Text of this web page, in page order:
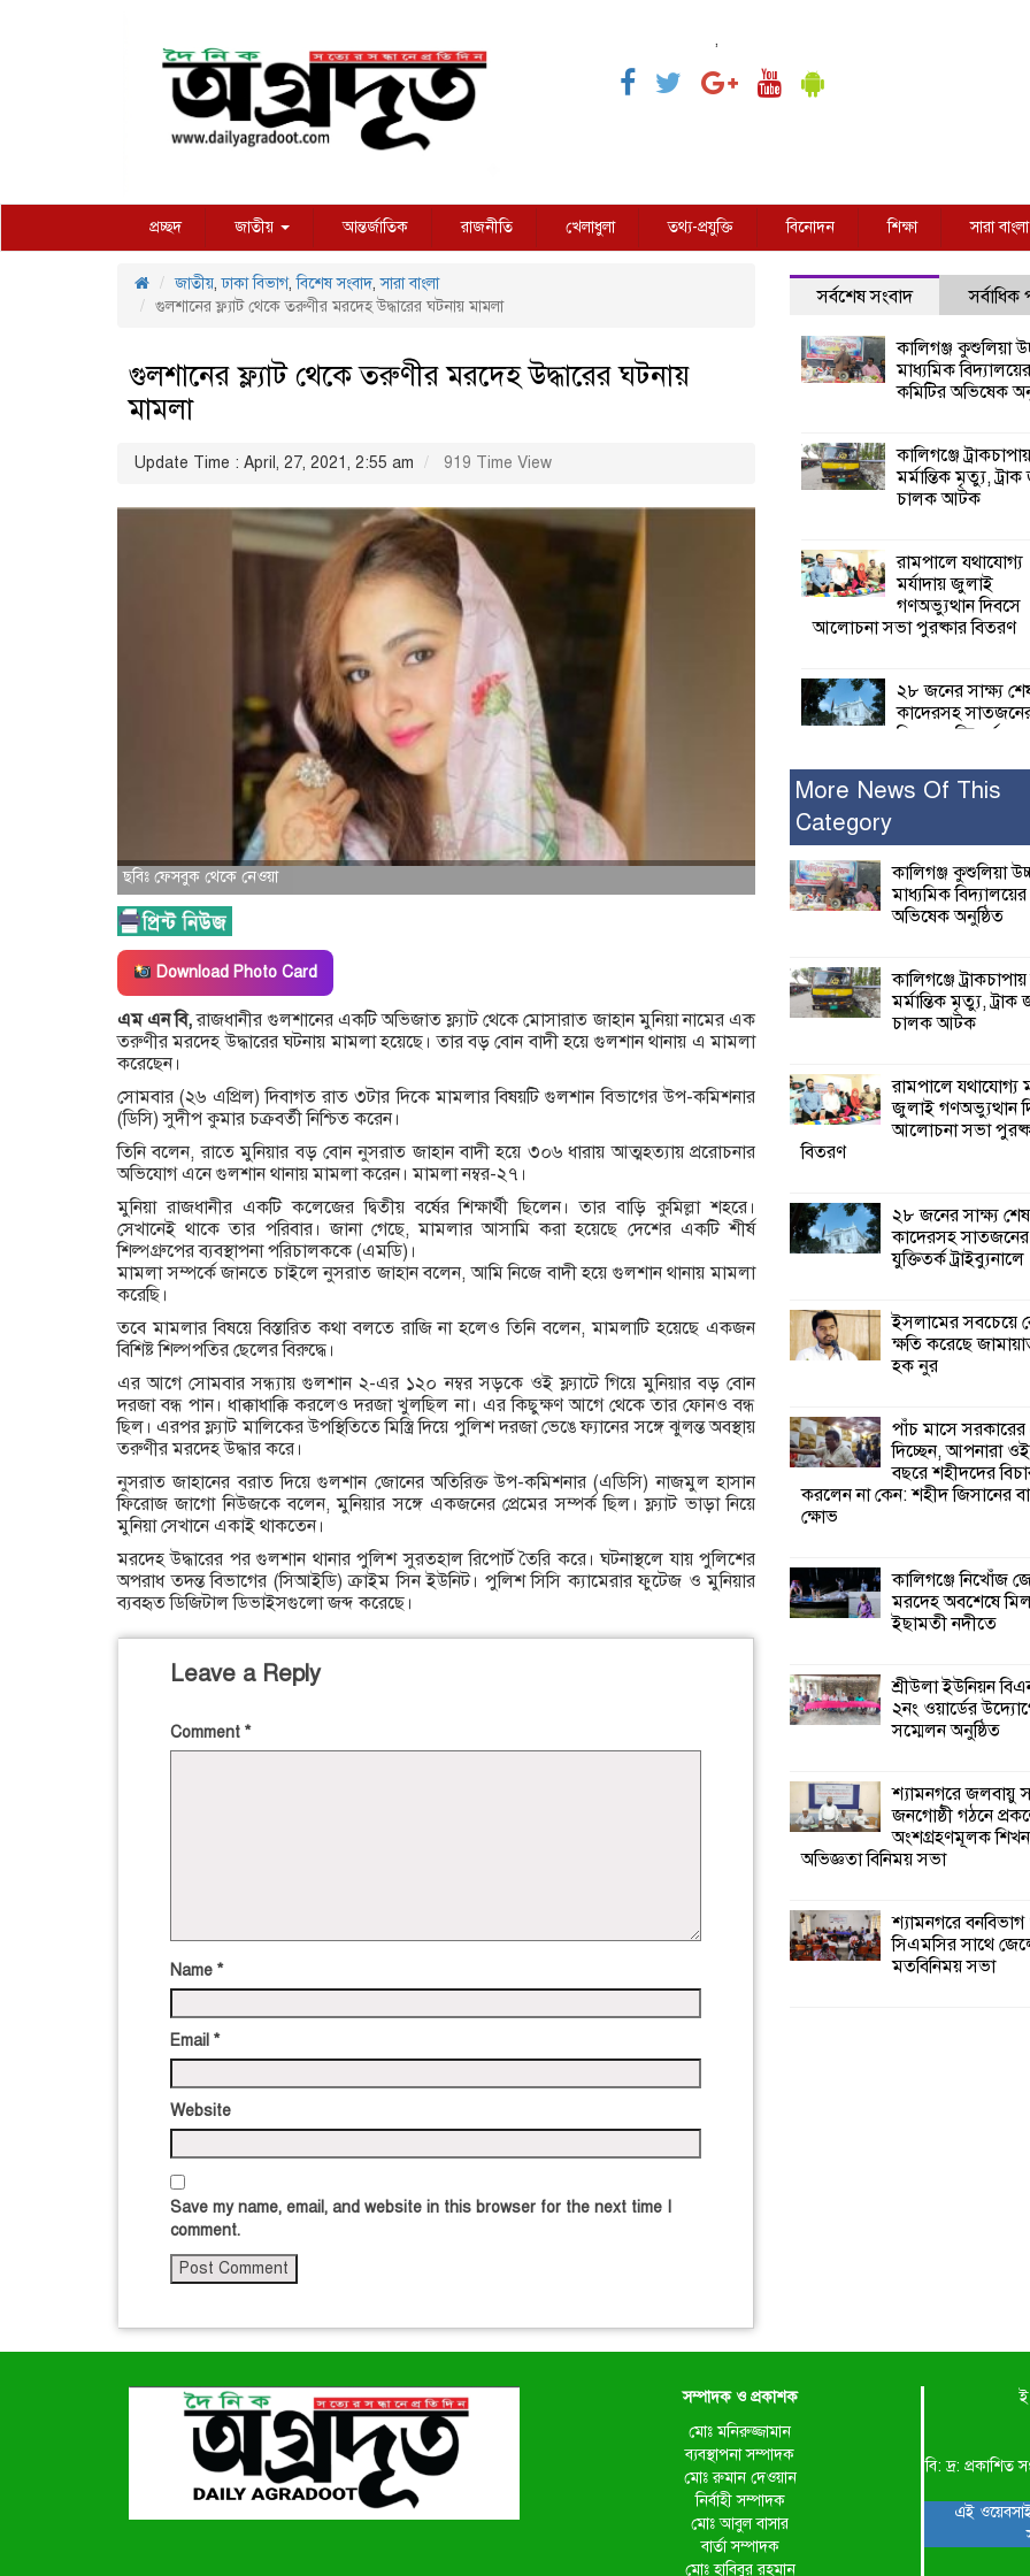
,
প্রচ্ছদ জাতীয় আন্তর্জাতিক রাজনীতি খেলাধুলা তথ্য-প্রযুক্তি বিনোদন শিক্ষা সারা বাংলা
জাতীয়,ঢাকা বিভাগ,বিশেষ সংবাদ,সারা বাংলা
গুলশানের ফ্ল্যাট থেকে তরুণীর মরদেহ উদ্ধারের ঘটনায় মামলা
গুলশানের ফ্ল্যাট থেকে তরুণীর মরদেহ উদ্ধারের ঘটনায়
মামলা
Update Time : April, 27, 2021, 2:55 am 919 Time View
ছবিঃ ফেসবুক থেকে নেওয়া
Download Photo Card
এম এন বি,রাজধানীর গুলশানের একটি অভিজাত ফ্ল্যাট থেকে মোসারাত জাহান মুনিয়া নামের এক
তরুণীর মরদেহ উদ্ধারের ঘটনায় মামলা হয়েছে। তার বড় বোন বাদী হয়ে গুলশান থানায় এ মামলা
করেছেন।
সোমবার (২৬ এপ্রিল) দিবাগত রাত ৩টার দিকে মামলার বিষয়টি গুলশান বিভাগের উপ-কমিশনার
(ডিসি) সুদীপ কুমার চক্রবর্তী নিশ্চিত করেন।
তিনি বলেন, রাতে মুনিয়ার বড় বোন নুসরাত জাহান বাদী হয়ে ৩০৬ ধারায় আত্মহত্যায় প্ররোচনার
অভিযোগ এনে গুলশান থানায় মামলা করেন। মামলা নম্বর-২৭।
মুনিয়া রাজধানীর একটি কলেজের দ্বিতীয় বর্ষের শিক্ষার্থী ছিলেন। তার বাড়ি কুমিল্লা শহরে।
সেখানেই থাকে তার পরিবার। জানা গেছে, মামলার আসামি করা হয়েছে দেশের একটি শীর্ষ
শিল্পগ্রুপের ব্যবস্থাপনা পরিচালককে (এমডি)।
মামলা সম্পর্কে জানতে চাইলে নুসরাত জাহান বলেন, আমি নিজে বাদী হয়ে গুলশান থানায় মামলা
করেছি।
তবে মামলার বিষয়ে বিস্তারিত কথা বলতে রাজি না হলেও তিনি বলেন, মামলাটি হয়েছে একজন
বিশিষ্ট শিল্পপতির ছেলের বিরুদ্ধে।
এর আগে সোমবার সন্ধ্যায় গুলশান ২-এর ১২০ নম্বর সড়কে ওই ফ্ল্যাটে গিয়ে মুনিয়ার বড় বোন
দরজা বন্ধ পান। ধাক্কাধাক্কি করলেও দরজা খুলছিল না। এর কিছুক্ষণ আগে থেকে তার ফোনও বন্ধ
ছিল। এরপর ফ্ল্যাট মালিকের উপস্থিতিতে মিস্ত্রি দিয়ে পুলিশ দরজা ভেঙে ফ্যানের সঙ্গে ঝুলন্ত অবস্থায়
তরুণীর মরদেহ উদ্ধার করে।
নুসরাত জাহানের বরাত দিয়ে গুলশান জোনের অতিরিক্ত উপ-কমিশনার (এডিসি) নাজমুল হাসান
ফিরোজ জাগো নিউজকে বলেন, মুনিয়ার সঙ্গে একজনের প্রেমের সম্পর্ক ছিল। ফ্ল্যাট ভাড়া নিয়ে
মুনিয়া সেখানে একাই থাকতেন।
মরদেহ উদ্ধারের পর গুলশান থানার পুলিশ সুরতহাল রিপোর্ট তৈরি করে। ঘটনাস্থলে যায় পুলিশের
অপরাধ তদন্ত বিভাগের (সিআইডি) ক্রাইম সিন ইউনিট। পুলিশ সিসি ক্যামেরার ফুটেজ ও মুনিয়ার
ব্যবহৃত ডিজিটাল ডিভাইসগুলো জব্দ করেছে।
Leave a Reply
Comment *
Name *
Email *
Website
Save my name, email, and website in this browser for the next time I
comment.
সর্বশেষ সংবাদ সর্বাধিক
কালিগঞ্জ কুশুলিয়া
মাধ্যমিক বিদ্যালয়ের
কমিটির অভিষেক
কালিগঞ্জে
মর্মান্তিক মৃত্যু,
চালক আটক
রামপালে যথাযোগ্য
মর্যাদায় জুলাই
গণঅভ্যুত্থান দিবসে
আলোচনা সভা পুরষ্কার বিতরণ
২৮ জনের সাক্ষ্য
কাদেরসহ
বিরুদ্ধে যুক্তিতর্ক
ক্ষতি করেছে
নুরুল হক নুর
পাঁচ মাসে সরকারের
বছরে শহীদদের
করলেন না কেন: শহীদ জিসানের
ক্ষোভ
কালিগঞ্জে নিখোঁজ
মরদেহ অবশেষে
ইছামতী নদীতে
২নং ওয়ার্ডের উদ্যোগে
কর্মী সম্মেলন
সহনশীল জনগোষ্ঠী
প্রকল্পের
শিখন ও অভিজ্ঞতা বিনিময় সভা
শ্যামনগরে
সিএমসির সাথে
মতবিনিময় সভা
More News Of This
Category
কালিগঞ্জ কুশুলিয়া
মাধ্যমিক
অভিষেক অনুষ্ঠিত
কালিগঞ্জে
মর্মান্তিক মৃত্যু, ট্রাক
চালক আটক
রামপালে যথাযোগ্য
জুলাই গণঅভ্যুত্থান
আলোচনা সভা
বিতরণ
২৮ জনের সাক্ষ্য
কাদেরসহ সাতজনের
যুক্তিতর্ক ট্রাইব্যুনালে
ইসলামের সবচেয়ে
ক্ষতি করেছে
হক নুর
পাঁচ মাসে
দিচ্ছেন, আপনারা
বছরে শহীদদের
করলেন না কেন: শহীদ জিসানের
ক্ষোভ
কালিগঞ্জে নিখোঁজ
মরদেহ অবশেষে
ইছামতী নদীতে
শ্রীউলা ইউনিয়ন
২নং ওয়ার্ডের
সম্মেলন অনুষ্ঠিত
শ্যামনগরে জলবায়ু
জনগোষ্ঠী গঠনে
অংশগ্রহণমূলক
অভিজ্ঞতা বিনিময় সভা
শ্যামনগরে
সিএমসির সাথে
মতবিনিময় সভা
সম্পাদক ও প্রকাশক
মোঃ মনিরুজ্জামান
ব্যবস্থাপনা সম্পাদক
মোঃ রুমান দেওয়ান
নির্বাহী সম্পাদক
মোঃ আবুল বাসার
বার্তা সম্পাদক
মোঃ হাবিবুর রহমান
বি: দ্র:
এই